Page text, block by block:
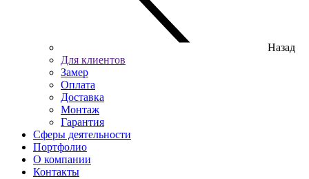
Назад
Для клиентов
Замер
Оплата
Доставка
Монтаж
Гарантия
Сферы деятельности
Портфолио
О компании
Контакты